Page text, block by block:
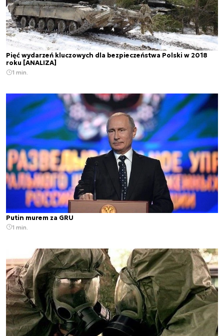
Pięć wydarzeń kluczowych dla bezpieczeństwa Polski w 2018
roku [ANALIZA]
1 min.
Putin murem za GRU
1 min.